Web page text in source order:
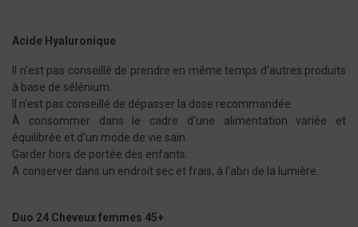
Acide Hyaluronique
Il n'est pas conseillé de prendre en même temps d'autres produits
à base de sélénium.
Il n'est pas conseillé de dépasser la dose recommandée.
À consommer dans le cadre d'une alimentation variée et
équilibrée et d'un mode de vie sain.
Garder hors de portée des enfants.
A conserver dans un endroit sec et frais, à l'abri de la lumière.
Duo 24 Cheveux femmes 45+